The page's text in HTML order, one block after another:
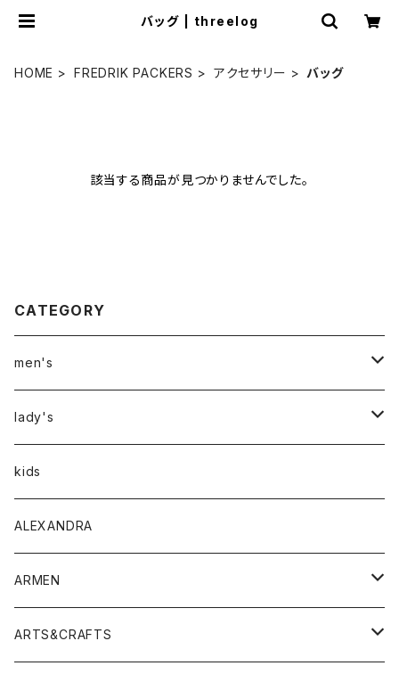
バッグ | threelog
HOME FREDRIK PACKERS アクセサリー バッグ
該当する商品が見つかりませんでした。
CATEGORY
men's
アウター
トップス
Tシャツ
シャツ
ボトムス
lady's
アウター
トップス
Tシャツ・カットソー
シャツ・ブラウス
ボトムス
パンツ
ワンピース・オールインワン
kids
ALEXANDRA
ARMEN
アウター
ARTS&CRAFTS